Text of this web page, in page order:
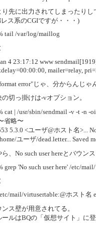
り先に出力されてしまったりし
レス系のCGIですが・・・)
tail /var/log/maillog
4 23:17:12 www
mailer=relay,
error"じゃ、分からんじゃ
切っ掛けは-vオプション。
cat | /usr/sbin/sendmail -v -t -n -
省略〜
5.3.0 <ユーザ@ホスト名>...
ユーザ/dead.letter... Saved
ら、No such user hereとバウン
grep 'No such user here' /etc/
mail/virtusertable:@ホスト名
ンス壁が用意されてる。
ールはBQの「仮想サイト」に